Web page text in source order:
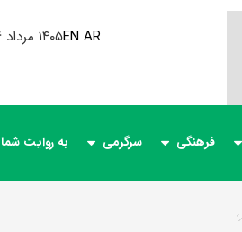
۱۴۰۵ مرداد ۱۶, جمعهEN AR
فرهنگی سرگرمی به روایت شما